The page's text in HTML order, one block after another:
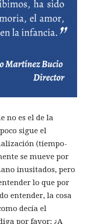
no es el de la
sigue el
(tiempo-
se mueve por
inusitados, pero
lo que por
entender, la cosa
decía el
por favor: ¿A